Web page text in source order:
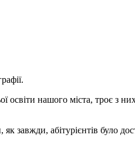
освіти нашого міста, троє з
завжди, абітурієнтів було